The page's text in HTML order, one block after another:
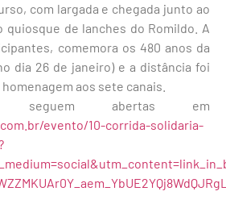
com largada e chegada junto ao
quiosque de lanches do Romildo. A
comemora os 480 anos da
dia 26 de janeiro) e a distância foi
aos sete canais.
seguem abertas em
evento/10-corrida-solidaria-